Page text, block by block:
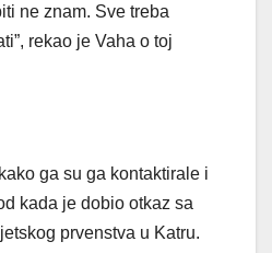
ne znam. Sve treba
rekao je Vaha o toj
ga su ga kontaktirale i
kada je dobio otkaz sa
prvenstva u Katru.